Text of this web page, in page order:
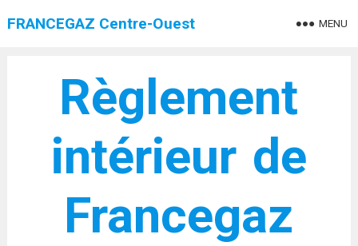
FRANCEGAZ Centre-Ouest MENU
Règlement
intérieur de
Francegaz